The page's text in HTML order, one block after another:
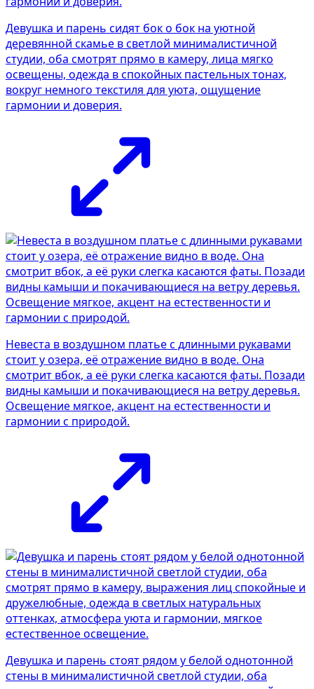
Девушка и парень сидят бок о бок на уютной
деревянной скамье в светлой минималистичной
студии, оба смотрят прямо в камеру, лица мягко
освещены, одежда в спокойных пастельных тонах,
вокруг немного текстиля для уюта, ощущение
гармонии и доверия.
Невеста в воздушном платье с длинными рукавами
стоит у озера, её отражение видно в воде. Она
смотрит вбок, а её руки слегка касаются фаты. Позади
видны камыши и покачивающиеся на ветру деревья.
Освещение мягкое, акцент на естественности и
гармонии с природой.
Девушка и парень стоят рядом у белой однотонной
стены в минималистичной светлой студии, оба